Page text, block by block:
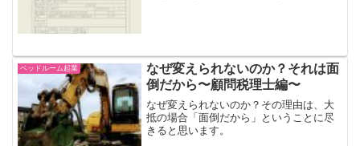
ベッドルーム起業
なぜ変えられないのか？それは面
倒だから〜顧問税理士編〜
なぜ変えられないのか？その理由は、大
抵の場合「面倒だから」ということに尽
きると思います。